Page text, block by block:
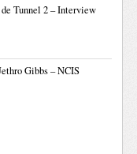
Tunnel 2 – Interview
Gibbs – NCIS